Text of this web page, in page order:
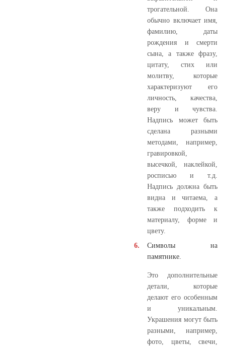
трогательной. Она
обычно включает имя,
фамилию, даты
рождения и смерти
сына, а также фразу,
цитату, стих или
молитву, которые
характеризуют его
личность, качества,
веру и чувства.
Надпись может быть
сделана разными
методами, например,
гравировкой,
высечкой, наклейкой,
росписью и т.д.
Надпись должна быть
видна и читаема, а
также подходить к
материалу, форме и
цвету.
Символы на
памятнике.
Это дополнительные
детали, которые
делают его особенным
и уникальным.
Украшения могут быть
разными, например,
фото, цветы, свечи,